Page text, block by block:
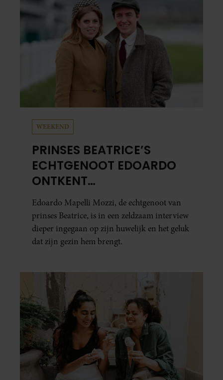
overleefde en steeds verder van zijn gevoel
verwijderd raakte.
WEEKEND
PRINSES BEATRICE’S
ECHTGENOOT EDOARDO
ONTKENT
HUWELIJKSPROBLEMEN
Edoardo Mapelli Mozzi, de echtgenoot van
prinses Beatrice, is in een zeldzaam interview
dieper ingegaan op zijn huwelijk en het geluk
dat zijn gezin hem brengt.